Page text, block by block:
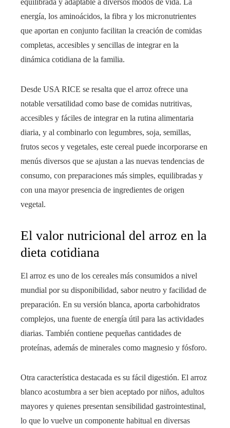
equilibrada y adaptable a diversos modos de vida. La
energía, los aminoácidos, la fibra y los micronutrientes
que aportan en conjunto facilitan la creación de comidas
completas, accesibles y sencillas de integrar en la
dinámica cotidiana de la familia.
Desde USA RICE se resalta que el arroz ofrece una
notable versatilidad como base de comidas nutritivas,
accesibles y fáciles de integrar en la rutina alimentaria
diaria, y al combinarlo con legumbres, soja, semillas,
frutos secos y vegetales, este cereal puede incorporarse en
menús diversos que se ajustan a las nuevas tendencias de
consumo, con preparaciones más simples, equilibradas y
con una mayor presencia de ingredientes de origen
vegetal.
El valor nutricional del arroz en la
dieta cotidiana
El arroz es uno de los cereales más consumidos a nivel
mundial por su disponibilidad, sabor neutro y facilidad de
preparación. En su versión blanca, aporta carbohidratos
complejos, una fuente de energía útil para las actividades
diarias. También contiene pequeñas cantidades de
proteínas, además de minerales como magnesio y fósforo.
Otra característica destacada es su fácil digestión. El arroz
blanco acostumbra a ser bien aceptado por niños, adultos
mayores y quienes presentan sensibilidad gastrointestinal,
lo que lo vuelve un componente habitual en diversas